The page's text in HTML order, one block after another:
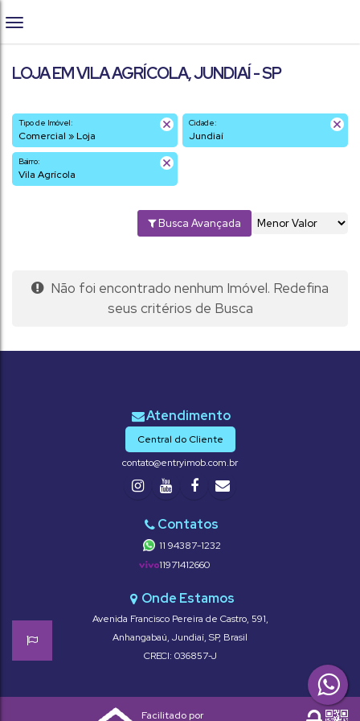
LOJA EM VILA AGRÍCOLA, JUNDIAÍ - SP
Tipo de Imóvel:
Comercial » Loja
Cidade:
Jundiaí
Bairro:
Vila Agrícola
Busca Avançada
Não foi encontrado nenhum Imóvel. Redefina
seus critérios de Busca
Central do Cliente
contato@entryimob.com.br
11 94387-1232
11971412660
Avenida Francisco Pereira de Castro, 591,
Anhangabaú, Jundiaí, SP, Brasil
CRECI: 036857-J